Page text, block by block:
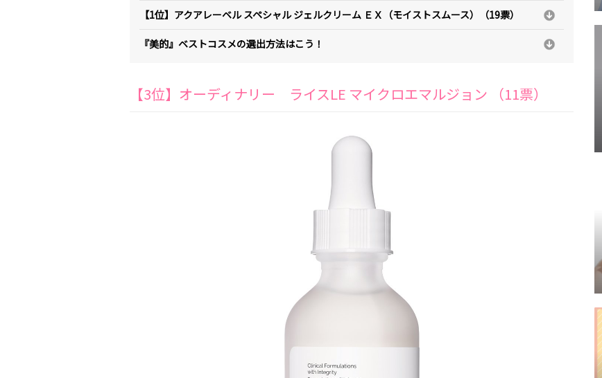
【1位】アクアレーベル スペシャル ジェルクリーム ＥＸ（モイストスムース）（19票）
『美的』ベストコスメの選出方法はこう！
【3位】オーディナリー ライスLE マイクロエマルジョン （11票）